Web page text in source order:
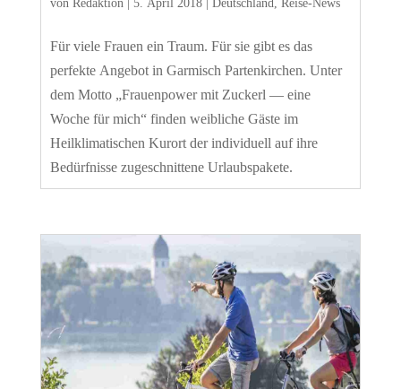
von Redaktion| 5. April 2018| Deutschland, Reise-News
Für viele Frauen ein Traum. Für sie gibt es das
perfekte Angebot in Garmisch Partenkirchen. Unter
dem Motto „Frauenpower mit Zuckerl — eine
Woche für mich“ finden weibliche Gäste im
Heilklimatischen Kurort der individuell auf ihre
Bedürfnisse zugeschnittene Urlaubspakete.